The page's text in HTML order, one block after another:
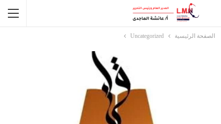
الصفحة الرئيسية Uncategorized